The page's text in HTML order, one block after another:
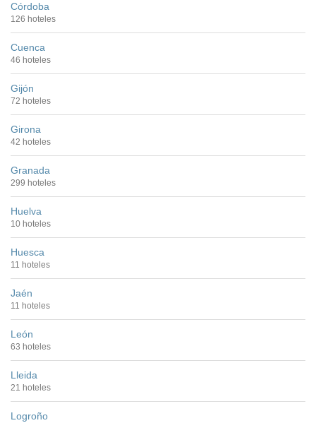
Córdoba
126 hoteles
Cuenca
46 hoteles
Gijón
72 hoteles
Girona
42 hoteles
Granada
299 hoteles
Huelva
10 hoteles
Huesca
11 hoteles
Jaén
11 hoteles
León
63 hoteles
Lleida
21 hoteles
Logroño